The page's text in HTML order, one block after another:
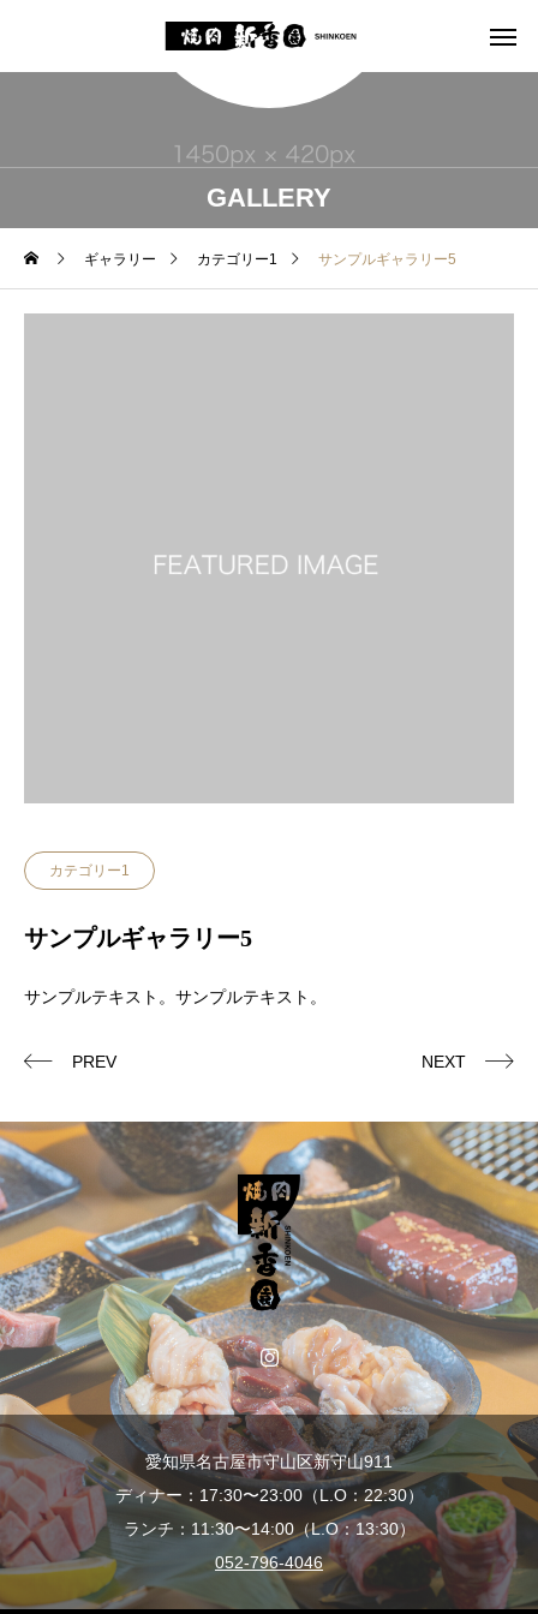
GALLERY
ギャラリー カテゴリー1 サンプルギャラリー5
カテゴリー1
サンプルギャラリー5
サンプルテキスト。サンプルテキスト。
PREV NEXT
愛知県名古屋市守山区新守山911
ディナー：17:30〜23:00（L.O：22:30）
ランチ：11:30〜14:00（L.O：13:30）
052-796-4046